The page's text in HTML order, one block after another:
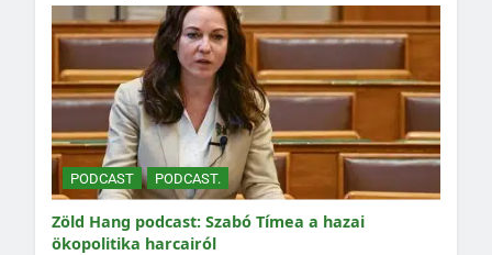
PODCAST PODCAST.
Zöld Hang podcast: Szabó Tímea a hazai
ökopolitika harcairól